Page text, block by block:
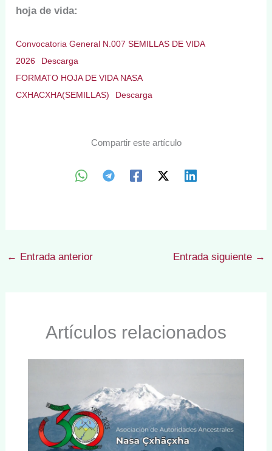
hoja de vida:
Convocatoria General N.007 SEMILLAS DE VIDA
2026
Descarga
FORMATO HOJA DE VIDA NASA
CXHACXHA(SEMILLAS)
Descarga
Compartir este artículo
← Entrada anterior Entrada siguiente →
Artículos relacionados